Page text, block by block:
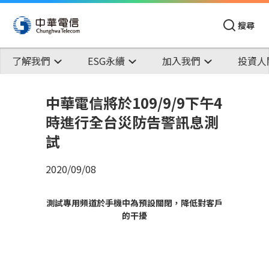
搜尋
了解我們 ESG永續 加入我們 投資
中華電信將於109/9/9下午4
時進行全台災防告警訊息測
試
2020/09/08
測試專用頻道於手機中為預設關閉，降低對客戶
的干擾